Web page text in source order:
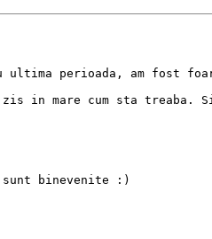
ultima perioada, am fost
in mare cum sta treaba.
binevenite :)